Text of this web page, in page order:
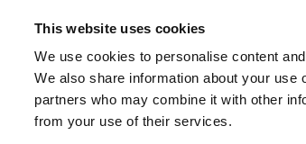
This website uses cookies
We use cookies to personalise content
We also share information about your
partners who may combine it with other
from your use of their services.